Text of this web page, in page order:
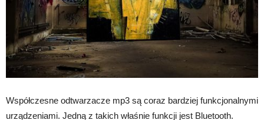
Współczesne odtwarzacze mp3 są coraz bardziej funkcjonalnymi
urządzeniami. Jedną z takich właśnie funkcji jest Bluetooth.